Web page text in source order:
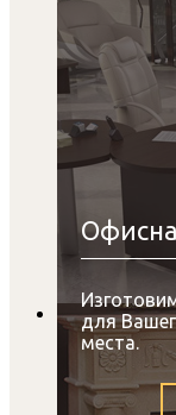
для
места.